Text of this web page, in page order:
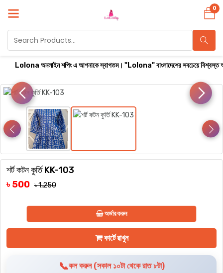
Lolona অনলাইন শপিং এ আপনাকে স্বাগতম। "Lolona" বাংলাদেশের সবচেয়ে বিশ্বস্ত অনলাইন
0
শর্ট কটন কুর্তি KK-103
৳ 500 ৳ 1,250
অর্ডার করুন
কার্টে রাখুন
📞কল করুন (সকাল ১০টা থেকে রাত ৮টা)